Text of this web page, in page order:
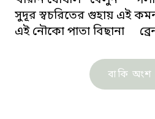
সুদূর স্বচরিতের গুহায় এই
এই নৌকো পাতা বিছানা
বাকি অংশ